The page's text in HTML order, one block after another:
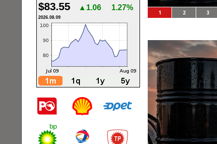
$83.55 ▲1.06 1.27%
2026.08.09
1 2 3